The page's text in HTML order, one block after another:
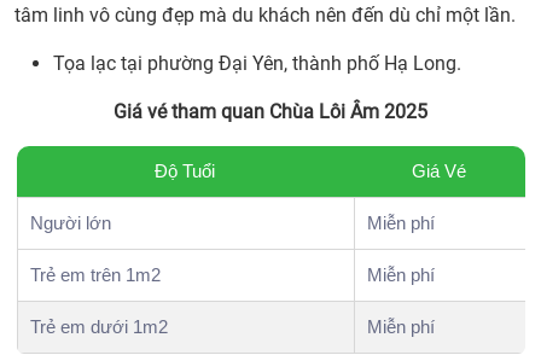
tâm linh vô cùng đẹp mà du khách nên đến dù chỉ một lần.
Tọa lạc tại phường Đại Yên, thành phố Hạ Long.
Giá vé tham quan Chùa Lôi Âm 2025
Độ Tuổi Giá Vé
Người lớn Miễn phí
Trẻ em trên 1m2 Miễn phí
Trẻ em dưới 1m2 Miễn phí